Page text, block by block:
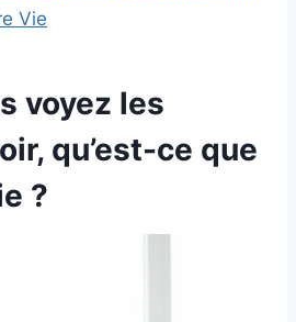
Vie
voyez les
qu’est-ce que
?